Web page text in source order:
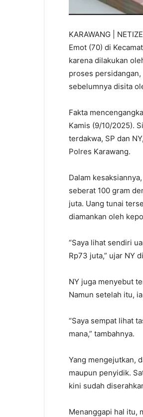
KARAWANG |
Emot (70) di
karena dilakukan
proses
sebelumnya disita
Fakta
Kamis (9/10/2025).
terdakwa, SP dan
Polres Karawang.
Dalam
seberat 100 gram
juta. Uang tunai
diamankan oleh
“Saya lihat sendiri
Rp73 juta,” ujar NY
NY juga menyebut
Namun setelah itu,
“Saya sempat lihat
mana,” tambahnya.
Yang mengejutkan,
maupun penyidik.
kini sudah
Menanggapi hal itu,